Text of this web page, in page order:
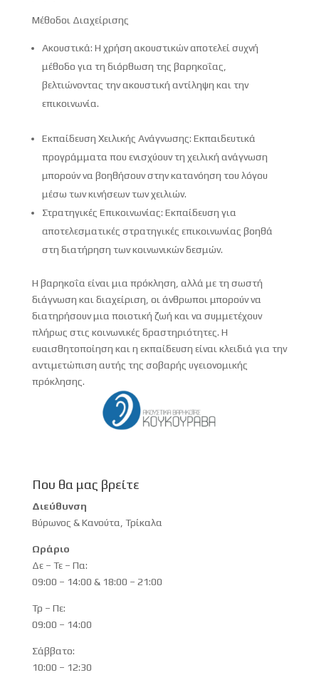
Μέθοδοι Διαχείρισης
Ακουστικά: Η χρήση ακουστικών αποτελεί συχνή
μέθοδο για τη διόρθωση της βαρηκοΐας,
βελτιώνοντας την ακουστική αντίληψη και την
επικοινωνία.
Εκπαίδευση Χειλικής Ανάγνωσης: Εκπαιδευτικά
προγράμματα που ενισχύουν τη χειλική ανάγνωση
μπορούν να βοηθήσουν στην κατανόηση του λόγου
μέσω των κινήσεων των χειλιών.
Στρατηγικές Επικοινωνίας: Εκπαίδευση για
αποτελεσματικές στρατηγικές επικοινωνίας βοηθά
στη διατήρηση των κοινωνικών δεσμών.
Η βαρηκοΐα είναι μια πρόκληση, αλλά με τη σωστή
διάγνωση και διαχείριση, οι άνθρωποι μπορούν να
διατηρήσουν μια ποιοτική ζωή και να συμμετέχουν
πλήρως στις κοινωνικές δραστηριότητες. Η
ευαισθητοποίηση και η εκπαίδευση είναι κλειδιά για την
αντιμετώπιση αυτής της σοβαρής υγειονομικής
πρόκλησης.
Που θα μας βρείτε
Διεύθυνση
Βύρωνος & Κανούτα, Τρίκαλα
Ωράριο
Δε – Τε – Πα:
09:00 – 14:00 & 18:00 – 21:00
Τρ – Πε:
09:00 – 14:00
Σάββατο:
10:00 – 12:30